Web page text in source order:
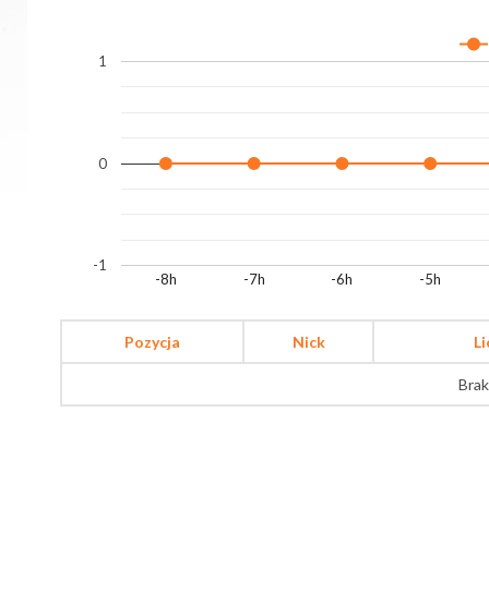
-8h -7h -6h -5h
-1
0
1
Pozycja Nick